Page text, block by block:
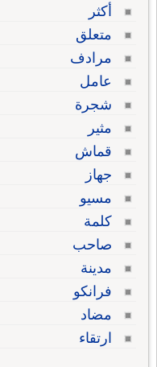
أكثر
متعلق
مرادف
عامل
شجرة
مثير
قماش
جهاز
مسيو
كلمة
صاحب
مدينة
فرانكو
مضاد
ارتقاء